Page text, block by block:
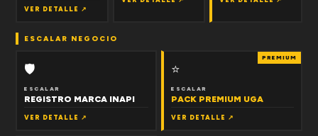
VER DETALLE ↗
ESCALAR NEGOCIO
🛡
ESCALAR
REGISTRO MARCA INAPI
VER DETALLE ↗
PREMIUM
⭐
ESCALAR
PACK PREMIUM UGA
VER DETALLE ↗